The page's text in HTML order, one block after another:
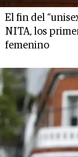
El fin del
NITA, los
femenino